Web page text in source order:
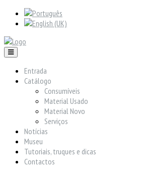
Entrada
Catálogo
Consumíveis
Material Usado
Material Novo
Serviços
Notícias
Museu
Tutoriais, truques e dicas
Contactos